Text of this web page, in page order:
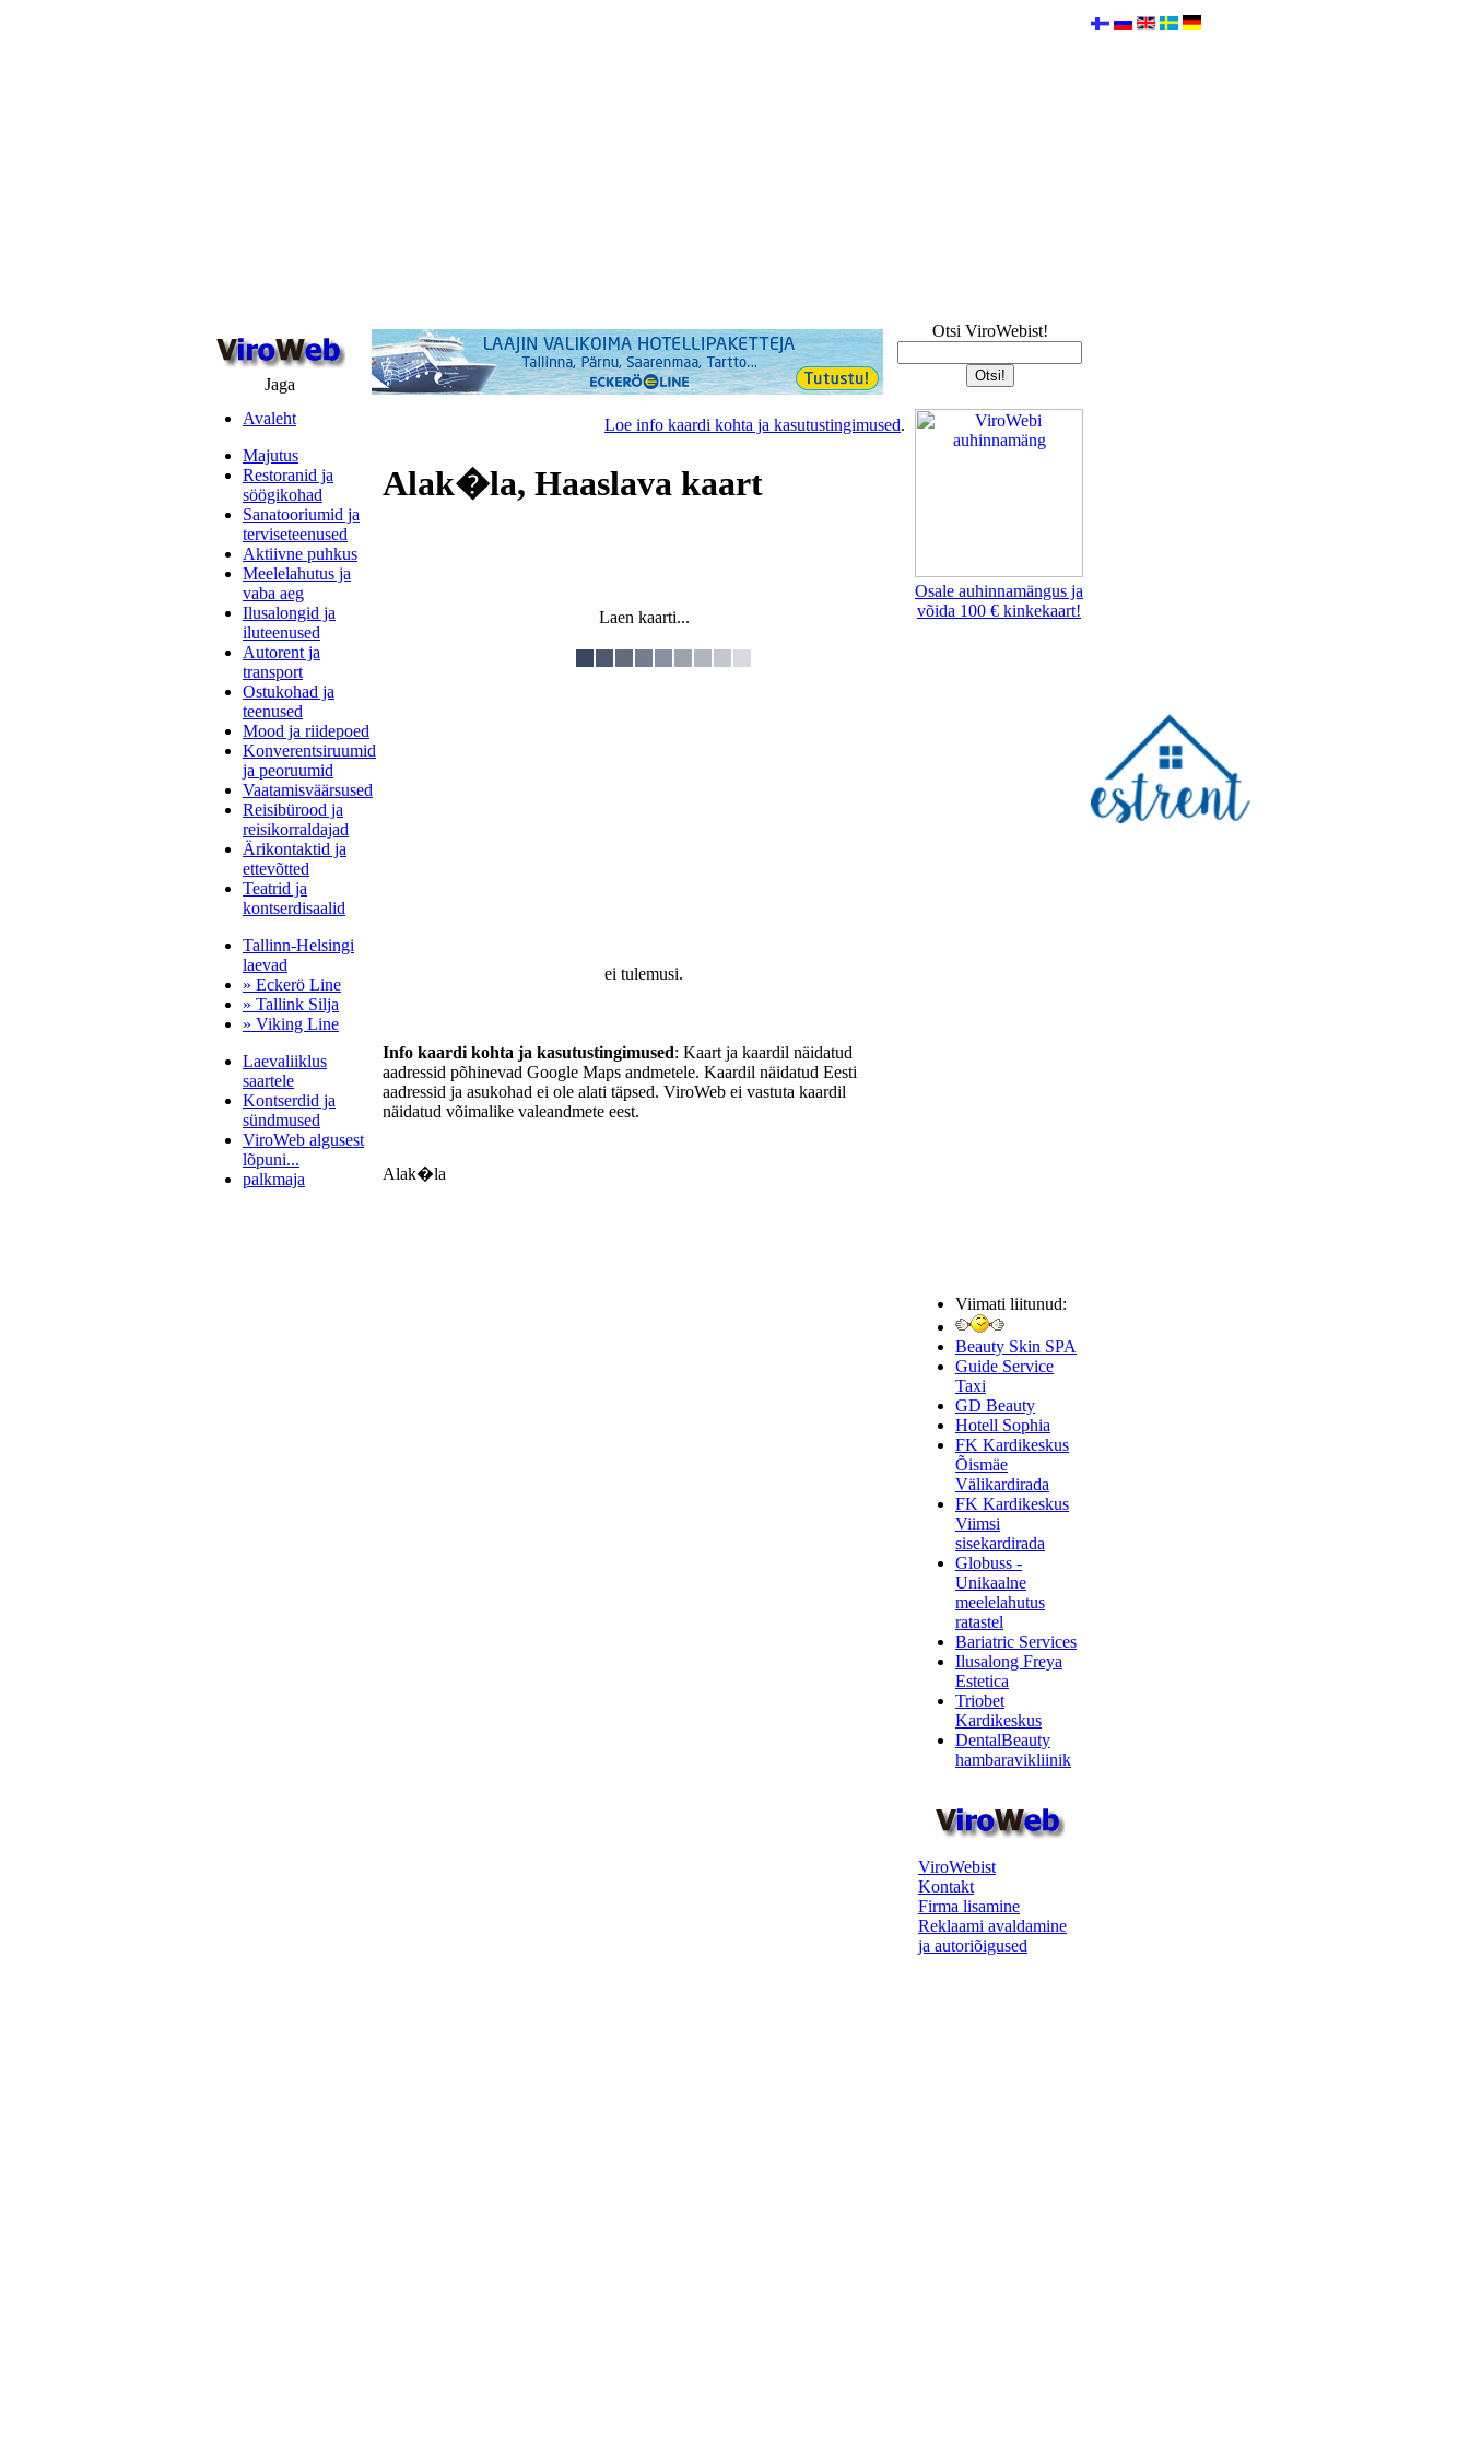
Jaga
Otsi ViroWebist!
Avaleht
Majutus
Restoranid ja
söögikohad
Sanatooriumid ja
terviseteenused
Aktiivne puhkus
Meelelahutus ja
vaba aeg
Ilusalongid ja
iluteenused
Autorent ja
transport
Ostukohad ja
teenused
Mood ja riidepoed
Konverentsiruumid
ja peoruumid
Vaatamisväärsused
Reisibürood ja
reisikorraldajad
Ärikontaktid ja
ettevõtted
Teatrid ja
kontserdisaalid
Tallinn-Helsingi
laevad
» Eckerö Line
» Tallink Silja
» Viking Line
Laevaliiklus
saartele
Kontserdid ja
sündmused
ViroWeb algusest
lõpuni...
palkmaja
Loe info kaardi kohta ja kasutustingimused.
Alak�la, Haaslava kaart
Laen kaarti...
ei tulemusi.
Info kaardi kohta ja kasutustingimused: Kaart ja kaardil näidatud
aadressid põhinevad Google Maps andmetele. Kaardil näidatud Eesti
aadressid ja asukohad ei ole alati täpsed. ViroWeb ei vastuta kaardil
näidatud võimalike valeandmete eest.
Alak�la
Osale auhinnamängus ja
võida 100 € kinkekaart!
Viimati liitunud:
Beauty Skin SPA
Guide Service
Taxi
GD Beauty
Hotell Sophia
FK Kardikeskus
Õismäe
Välikardirada
FK Kardikeskus
Viimsi
sisekardirada
Globuss -
Unikaalne
meelelahutus
ratastel
Bariatric Services
Ilusalong Freya
Estetica
Triobet
Kardikeskus
DentalBeauty
hambaravikliinik
ViroWebist
Kontakt
Firma lisamine
Reklaami avaldamine
ja autoriõigused